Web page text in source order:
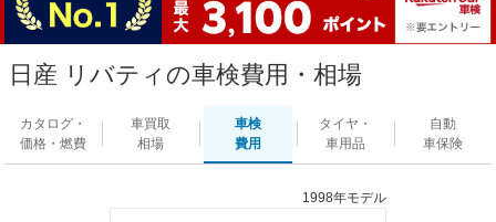
日産 リバティの車検費用・相場
カタログ・
価格・燃費
車買取
相場
車検
費用
タイヤ・
車用品
自動
車保険
1998年モデル